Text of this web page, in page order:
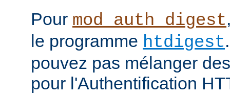
Pour mod_auth_digest
le programme htdigest
pouvez pas mélanger
pour l'Authentification